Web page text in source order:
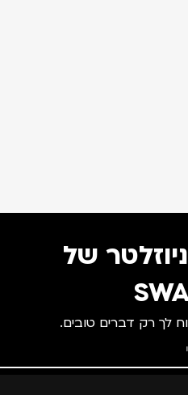
של
לך רק דברים טובים.